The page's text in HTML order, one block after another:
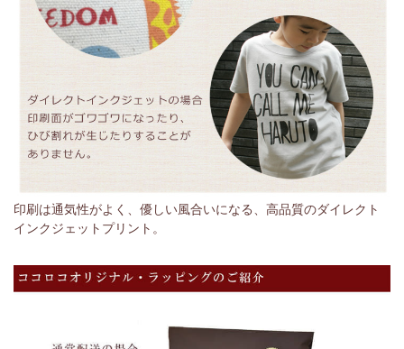
印刷は通気性がよく、優しい風合いになる、高品質のダイレクト
インクジェットプリント。